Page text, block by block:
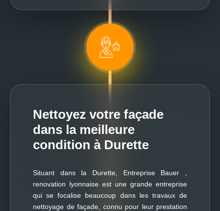
Nettoyez votre façade
dans la meilleure
condition à Durette
Situant dans la Durette, Entreprise Bauer ,
renovation lyonnaise est une grande entreprise
qui se focalise beaucoup dans les travaux de
nettoyage de façade, connu pour leur prestation